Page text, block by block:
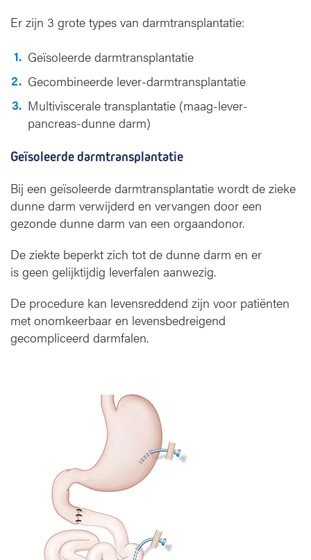
Er zijn 3 grote types van darmtransplantatie:
Geïsoleerde darmtransplantatie
Gecombineerde lever-darmtransplantatie
Multiviscerale transplantatie (maag-lever-
pancreas-dunne darm)
Geïsoleerde darmtransplantatie
Bij een geïsoleerde darmtransplantatie wordt de zieke
dunne darm verwijderd en vervangen door een
gezonde dunne darm van een orgaandonor.
De ziekte beperkt zich tot de dunne darm en er
is geen gelijktijdig leverfalen aanwezig.
De procedure kan levensreddend zijn voor patiënten
met onomkeerbaar en levensbedreigend
gecompliceerd darmfalen.